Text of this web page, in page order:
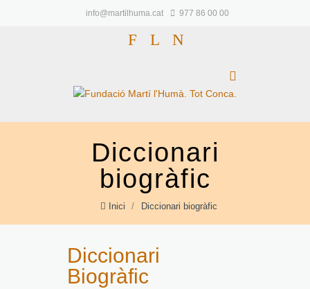
info@martilhuma.cat 977 86 00 00
F L N
Diccionari
biogràfic
Inici / Diccionari biogràfic
Diccionari
Biogràfic